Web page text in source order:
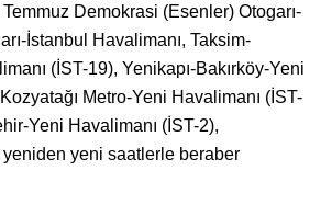
Demokrasi (Esenler) Otogarı-
İstanbul Havalimanı, Taksim-
(İST-19), Yenikapı-Bakırköy-Yeni
Metro-Yeni Havalimanı (İST-
Yeni Havalimanı (İST-2),
yeniden yeni saatlerle beraber